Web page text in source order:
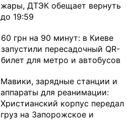
жары, ДТЭК обещает вернуть
до 19:59
60 грн на 90 минут: в Киеве
запустили пересадочный QR-
билет для метро и автобусов
Мавики, зарядные станции и
аппараты для реанимации:
Христианский корпус передал
груз на Запорожское и